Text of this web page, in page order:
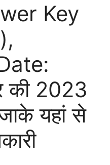
Key
की 2023
यहां से